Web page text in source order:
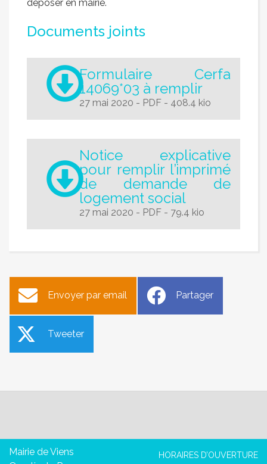
déposer en mairie.
Documents joints
Formulaire Cerfa
14069*03 à remplir
27 mai 2020 - PDF - 408.4 kio
Notice explicative
pour remplir l’imprimé
de demande de
logement social
27 mai 2020 - PDF - 79.4 kio
Envoyer par email Partager
Tweeter
Mairie de Viens
HORAIRES D’OUVERTURE